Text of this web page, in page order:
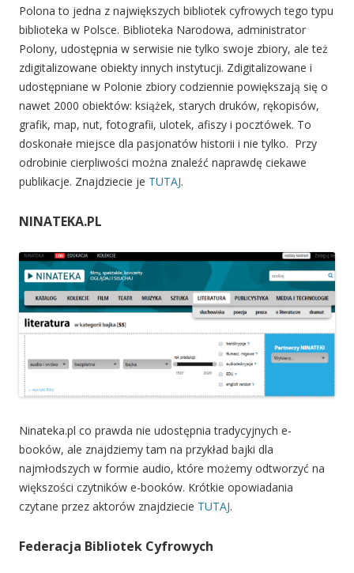
Polona to jedna z największych bibliotek cyfrowych tego typu
biblioteka w Polsce. Biblioteka Narodowa, administrator
Polony, udostępnia w serwisie nie tylko swoje zbiory, ale też
zdigitalizowane obiekty innych instytucji. Zdigitalizowane i
udostępniane w Polonie zbiory codziennie powiększają się o
nawet 2000 obiektów: książek, starych druków, rękopisów,
grafik, map, nut, fotografii, ulotek, afiszy i pocztówek. To
doskonałe miejsce dla pasjonatów historii i nie tylko. Przy
odrobinie cierpliwości można znaleźć naprawdę ciekawe
publikacje. Znajdziecie je TUTAJ.
NINATEKA.PL
Ninateka.pl co prawda nie udostępnia tradycyjnych e-
booków, ale znajdziemy tam na przykład bajki dla
najmłodszych w formie audio, które możemy odtworzyć na
większości czytników e-booków. Krótkie opowiadania
czytane przez aktorów znajdziecie TUTAJ.
Federacja Bibliotek Cyfrowych